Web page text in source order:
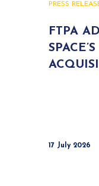
PRESS
FTPA
17 July 2026